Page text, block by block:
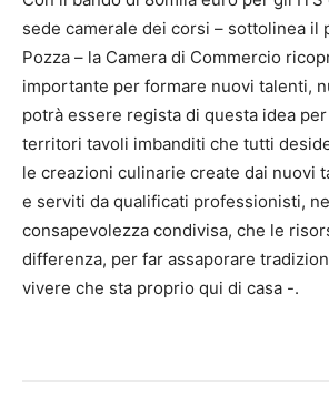
sede camerale dei corsi – sottolinea il
Pozza – la Camera di Commercio
importante per formare nuovi talenti,
potrà essere regista di questa idea
territori tavoli imbanditi che tutti
le creazioni culinarie create dai nuovi
e serviti da qualificati professionisti,
consapevolezza condivisa, che le
differenza, per far assaporare
vivere che sta proprio qui di casa -.